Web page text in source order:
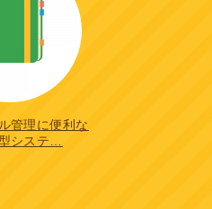
管理に便利な
システ…